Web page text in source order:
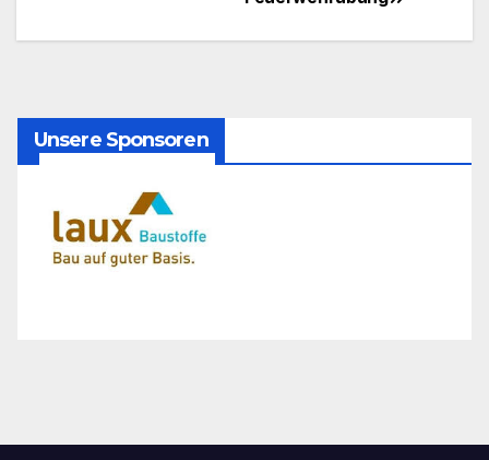
Navigation
Unsere Sponsoren